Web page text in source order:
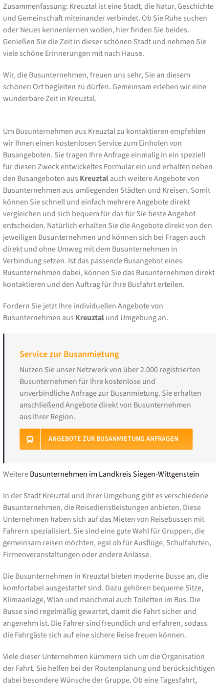
Zusammenfassung: Kreuztal ist eine Stadt, die Natur, Geschichte
und Gemeinschaft miteinander verbindet. Ob Sie Ruhe suchen
oder Neues kennenlernen wollen, hier finden Sie beides.
Genießen Sie die Zeit in dieser schönen Stadt und nehmen Sie
viele schöne Erinnerungen mit nach Hause.
Wir, die Busunternehmen, freuen uns sehr, Sie an diesem
schönen Ort begleiten zu dürfen. Gemeinsam erleben wir eine
wunderbare Zeit in Kreuztal.
Um Busunternehmen aus Kreuztal zu kontaktieren empfehlen
wir Ihnen einen kostenlosen Service zum Einholen von
Busangeboten. Sie tragen Ihre Anfrage einmalig in ein speziell
für diesen Zweck entwickeltes Formular ein und erhalten neben
den Busangeboten aus Kreuztalauch weitere Angebote von
Busunternehmen aus umliegenden Städten und Kreisen. Somit
können Sie schnell und einfach mehrere Angebote direkt
vergleichen und sich bequem für das für Sie beste Angebot
entscheiden. Natürlich erhalten Sie die Angebote direkt von den
jeweiligen Busunternehmen und können sich bei Fragen auch
direkt und ohne Umweg mit dem Busunternehmen in
Verbindung setzen. Ist das passende Busangebot eines
Busunternehmen dabei, können Sie das Busunternehmen direkt
kontaktieren und den Auftrag für Ihre Busfahrt erteilen.
Fordern Sie jetzt Ihre individuellen Angebote von
Busunternehmen aus Kreuztalund Umgebung an.
Service zur Busanmietung
Nutzen Sie unser Netzwerk von über 2.000 registrierten
Busunternehmen für Ihre kostenlose und
unverbindliche Anfrage zur Busanmietung. Sie erhalten
anschließend Angebote direkt von Busunternehmen
aus Ihrer Region.
ANGEBOTE ZUR BUSANMIETUNG ANFRAGEN
WeitereBusunternehmen im Landkreis Siegen-Wittgenstein
In der Stadt Kreuztal und ihrer Umgebung gibt es verschiedene
Busunternehmen, die Reisedienstleistungen anbieten. Diese
Unternehmen haben sich auf das Mieten von Reisebussen mit
Fahrern spezialisiert. Sie sind eine gute Wahl für Gruppen, die
gemeinsam reisen möchten, egal ob für Ausflüge, Schulfahrten,
Firmenveranstaltungen oder andere Anlässe.
Die Busunternehmen in Kreuztal bieten moderne Busse an, die
komfortabel ausgestattet sind. Dazu gehören bequeme Sitze,
Klimaanlage, Wlan und manchmal auch Toiletten im Bus. Die
Busse sind regelmäßig gewartet, damit die Fahrt sicher und
angenehm ist. Die Fahrer sind freundlich und erfahren, sodass
die Fahrgäste sich auf eine sichere Reise freuen können.
Viele dieser Unternehmen kümmern sich um die Organisation
der Fahrt. Sie helfen bei der Routenplanung und berücksichtigen
dabei besondere Wünsche der Gruppe. Ob eine Tagesfahrt,